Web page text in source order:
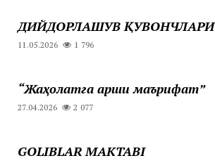
ДИЙДОРЛАШУВ ҚУВОНЧЛАРИ
11.05.2026 1 796
“Жаҳолатга қарши маърифат”
27.04.2026 2 077
GOLIBLAR MAKTABI